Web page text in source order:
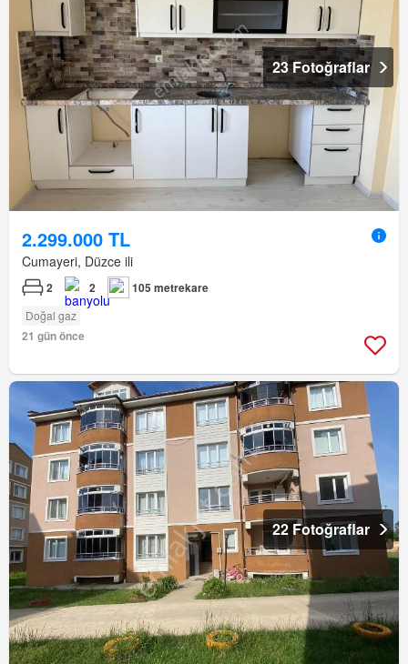
23 Fotoğraflar
2.299.000 TL
Cumayeri, Düzce ili
2 2 105 metrekare
Doğal gaz
21 gün önce
22 Fotoğraflar